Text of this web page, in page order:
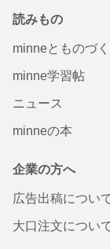
読みもの
minneとものづ
minne学習帖
ニュース
minneの本
企業の方へ
広告出稿につい
大口注文につい